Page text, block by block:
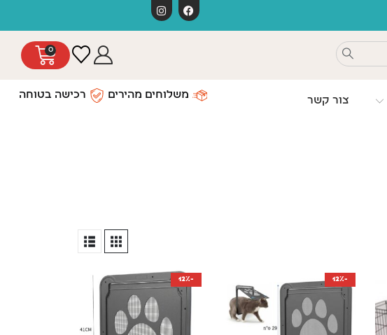
0
צור קשר משלוחים מהירים רכישה בטוחה
-12%
-12%